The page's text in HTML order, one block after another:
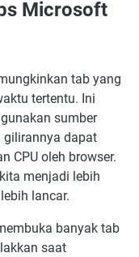
Microsoft
tab yang
tertentu. Ini
sumber
gilirannya dapat
CPU oleh browser.
menjadi lebih
lancar.
banyak tab
saat